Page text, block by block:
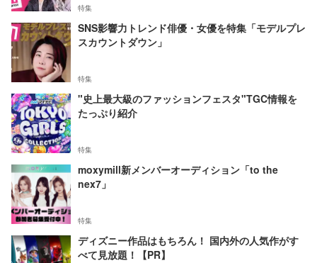
特集
SNS影響力トレンド俳優・女優を特集「モデルプレ
スカウントダウン」
特集
"史上最大級のファッションフェスタ"TGC情報を
たっぷり紹介
特集
moxymill新メンバーオーディション「to the
nex7」
特集
ディズニー作品はもちろん！ 国内外の人気作がす
べて見放題！【PR】